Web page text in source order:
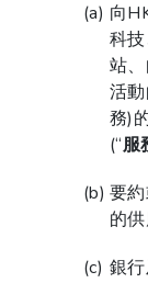
向
科
站
活
務)
(“服
要
的
銀